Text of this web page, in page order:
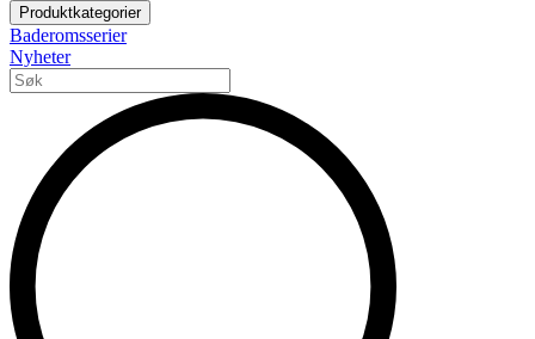
Produktkategorier
Baderomsserier
Nyheter